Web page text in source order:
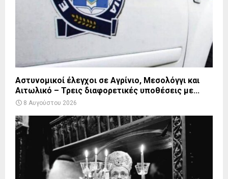
Αστυνομικοί έλεγχοι σε Αγρίνιο, Μεσολόγγι και
Αιτωλικό – Τρεις διαφορετικές υποθέσεις με...
8 Αυγούστου 2026